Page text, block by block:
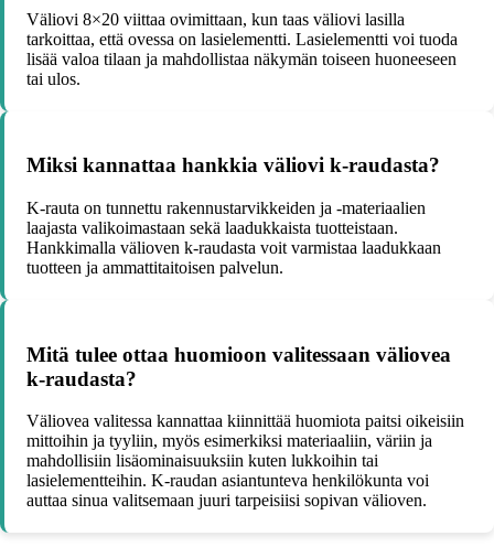
Väliovi 8×20 viittaa ovimittaan, kun taas väliovi lasilla
tarkoittaa, että ovessa on lasielementti. Lasielementti voi tuoda
lisää valoa tilaan ja mahdollistaa näkymän toiseen huoneeseen
tai ulos.
Miksi kannattaa hankkia väliovi k-raudasta?
K-rauta on tunnettu rakennustarvikkeiden ja -materiaalien
laajasta valikoimastaan sekä laadukkaista tuotteistaan.
Hankkimalla välioven k-raudasta voit varmistaa laadukkaan
tuotteen ja ammattitaitoisen palvelun.
Mitä tulee ottaa huomioon valitessaan väliovea
k-raudasta?
Väliovea valitessa kannattaa kiinnittää huomiota paitsi oikeisiin
mittoihin ja tyyliin, myös esimerkiksi materiaaliin, väriin ja
mahdollisiin lisäominaisuuksiin kuten lukkoihin tai
lasielementteihin. K-raudan asiantunteva henkilökunta voi
auttaa sinua valitsemaan juuri tarpeisiisi sopivan välioven.